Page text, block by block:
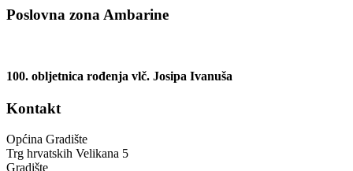
Poslovna zona Ambarine
100. obljetnica rođenja vlč. Josipa Ivanuša
Kontakt
Općina Gradište
Trg hrvatskih Velikana 5
Gradište